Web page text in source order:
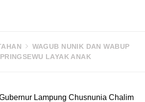
WAGUB NUNIK DAN WABUP
LAYAK ANAK
Lampung Chusnunia Chalim